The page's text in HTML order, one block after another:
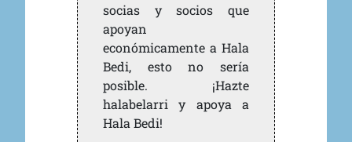
socias y socios que
apoyan
económicamente a Hala
Bedi, esto no sería
posible. ¡Hazte
halabelarri y apoya a
Hala Bedi!